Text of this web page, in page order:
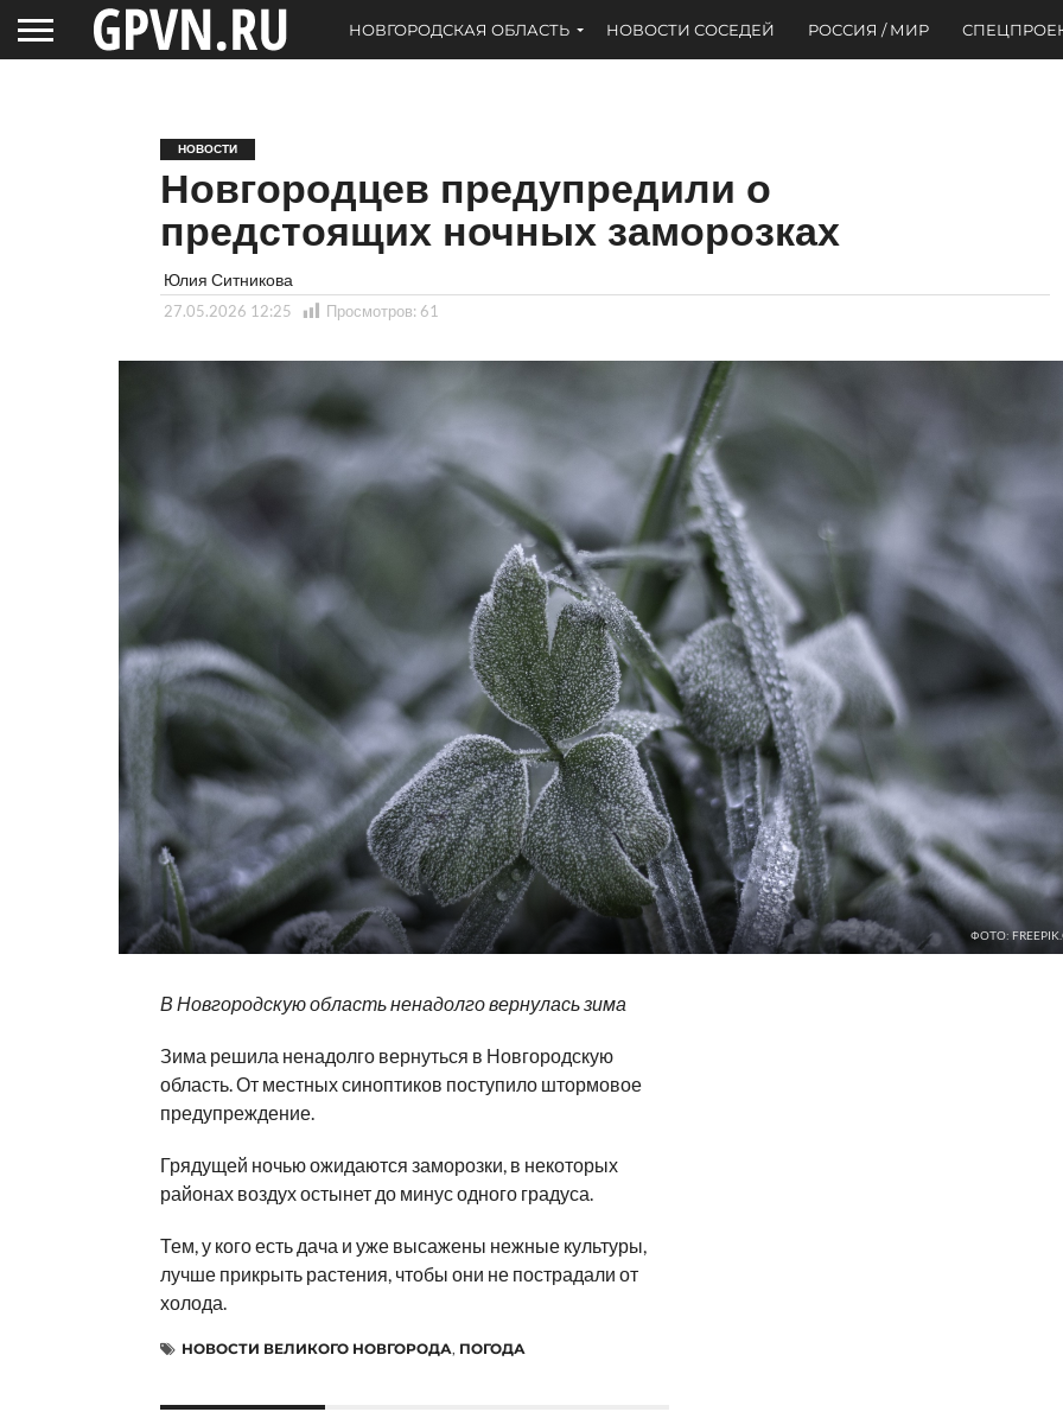
НОВГОРОДСКАЯ ОБЛАСТЬ НОВОСТИ СОСЕДЕЙ РОССИЯ / МИР
НОВОСТИ
Новгородцев предупредили о
предстоящих ночных заморозках
Юлия Ситникова
27.05.2026 12:25 Просмотров: 61
ФОТО:
В Новгородскую область ненадолго вернулась зима
Зима решила ненадолго вернуться в Новгородскую
область. От местных синоптиков поступило штормовое
предупреждение.
Грядущей ночью ожидаются заморозки, в некоторых
районах воздух остынет до минус одного градуса.
Тем, у кого есть дача и уже высажены нежные культуры,
лучше прикрыть растения, чтобы они не пострадали от
холода.
НОВОСТИ ВЕЛИКОГО НОВГОРОДА, ПОГОДА